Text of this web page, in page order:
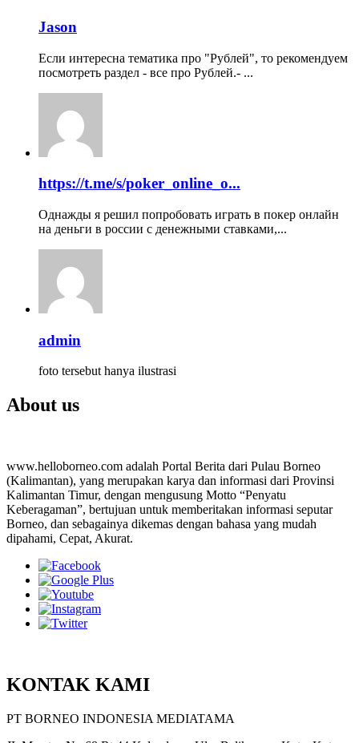
Jason
Если интересна тематика про "Рублей", то рекомендуем
посмотреть раздел - все про Рублей.- ...
https://t.me/s/poker_online_o...
Однажды я решил попробовать играть в покер онлайн
на деньги в россии с денежными ставками,...
admin
foto tersebut hanya ilustrasi
About us
www.helloborneo.com adalah Portal Berita dari Pulau Borneo
(Kalimantan), yang merupakan karya dan informasi dari Provinsi
Kalimantan Timur, dengan mengusung Motto “Penyatu
Keberagaman”, bertujuan untuk memberitakan informasi seputar
Borneo, dan sebagainya dikemas dengan bahasa yang mudah
dipahami, Cepat, Akurat.
KONTAK KAMI
PT BORNEO INDONESIA MEDIATAMA